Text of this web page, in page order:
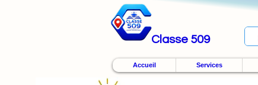
Classe 509
Accueil Services